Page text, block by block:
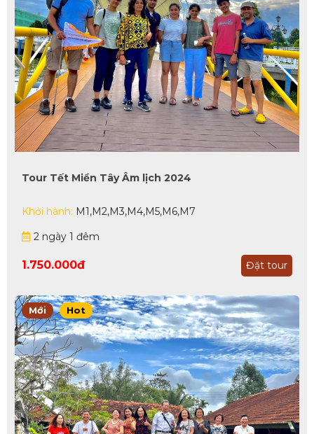
Tour Tết Miền Tây Âm lịch 2024
Khởi hành: M1,M2,M3,M4,M5,M6,M7
2 ngày 1 đêm
1.750.000đ Đặt tour
Mới Hot